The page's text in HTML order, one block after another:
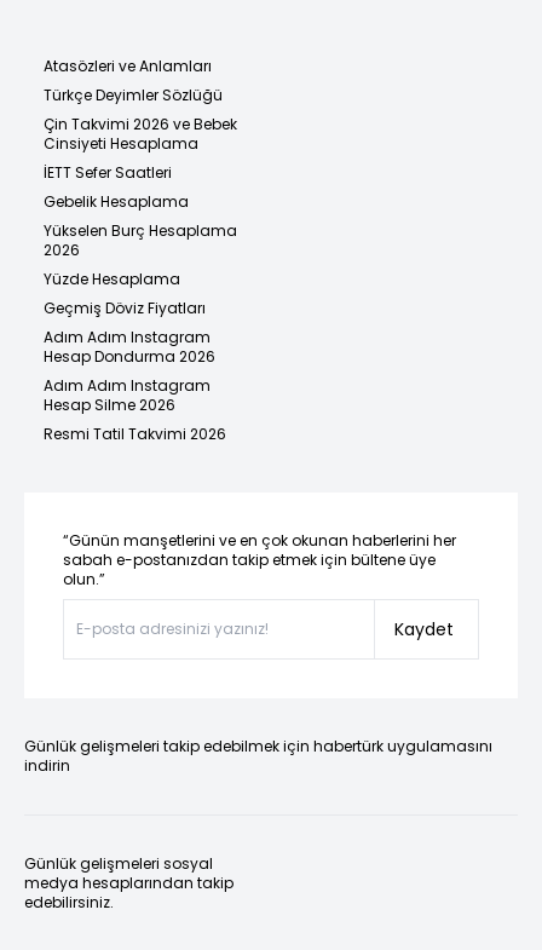
Atasözleri ve Anlamları
Türkçe Deyimler Sözlüğü
Çin Takvimi 2026 ve Bebek
Cinsiyeti Hesaplama
İETT Sefer Saatleri
Gebelik Hesaplama
Yükselen Burç Hesaplama
2026
Yüzde Hesaplama
Geçmiş Döviz Fiyatları
Adım Adım Instagram
Hesap Dondurma 2026
Adım Adım Instagram
Hesap Silme 2026
Resmi Tatil Takvimi 2026
“Günün manşetlerini ve en çok okunan haberlerini her
sabah e-postanızdan takip etmek için bültene üye
olun.”
Kaydet
Günlük gelişmeleri takip edebilmek için habertürk uygulamasını
indirin
Günlük gelişmeleri sosyal
medya hesaplarından takip
edebilirsiniz.